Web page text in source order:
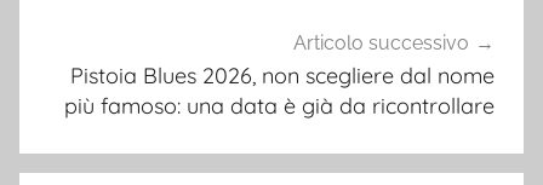
Articolo successivo
Pistoia Blues 2026, non scegliere dal nome
più famoso: una data è già da ricontrollare